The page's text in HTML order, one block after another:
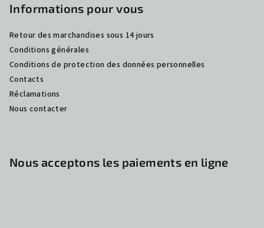
Informations pour vous
Retour des marchandises sous 14 jours
Conditions générales
Conditions de protection des données personnelles
Contacts
Réclamations
Nous contacter
Nous acceptons les paiements en ligne